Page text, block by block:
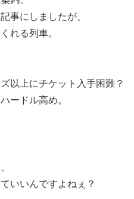
事にしましたが、
れる列車。
以上にチケット入手困難？
ードル高め。
いいんですよねぇ？